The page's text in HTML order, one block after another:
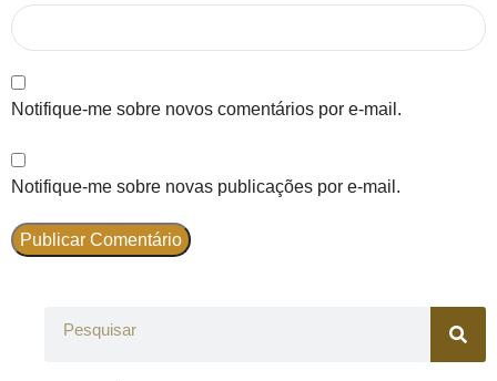
Notifique-me sobre novos comentários por e-mail.
Notifique-me sobre novas publicações por e-mail.